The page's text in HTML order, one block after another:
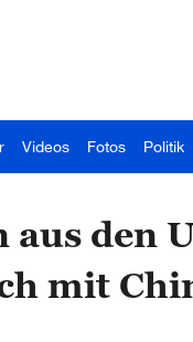
Videos Fotos Politik
den
mit